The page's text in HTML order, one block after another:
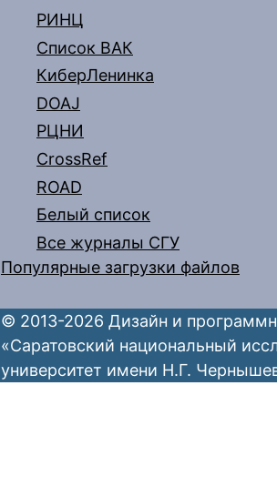
РИНЦ
Список ВАК
КиберЛенинка
DOAJ
РЦНИ
CrossRef
ROAD
Белый список
Все журналы СГУ
Популярные загрузки файлов
© 2013-2026 Дизайн и
«Саратовский национальный
университет имени Н.Г.